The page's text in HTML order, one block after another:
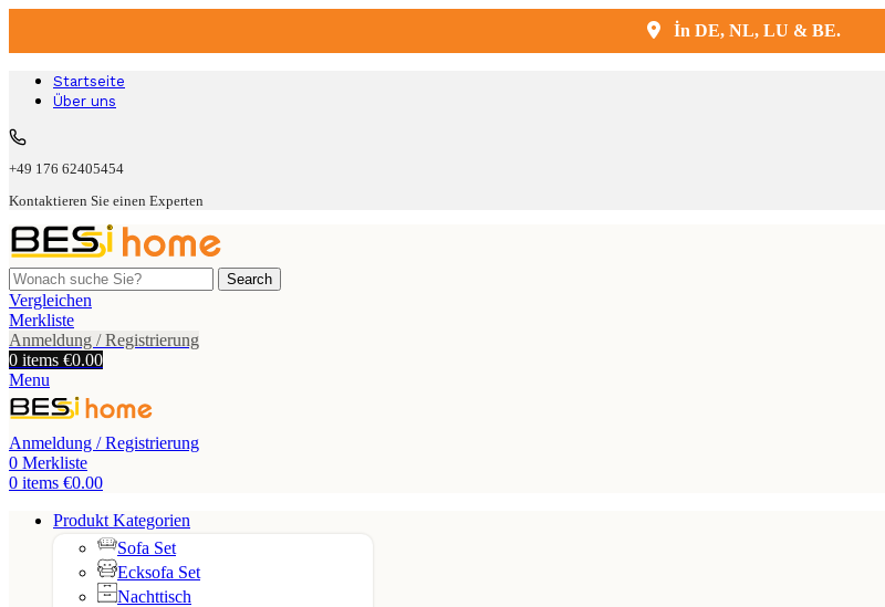
Kostenlose Lieferung und Montage
İn DE, NL, LU & BE.
Startseite
Über uns
+49 176 62405454
Kontaktieren Sie einen Experten
Search
Vergleichen
Merkliste
Anmeldung / Registrierung
0 items €0.00
Menu
Anmeldung / Registrierung
0 Merkliste
0 items €0.00
Produkt Kategorien
Sofa Set
Ecksofa Set
Nachttisch